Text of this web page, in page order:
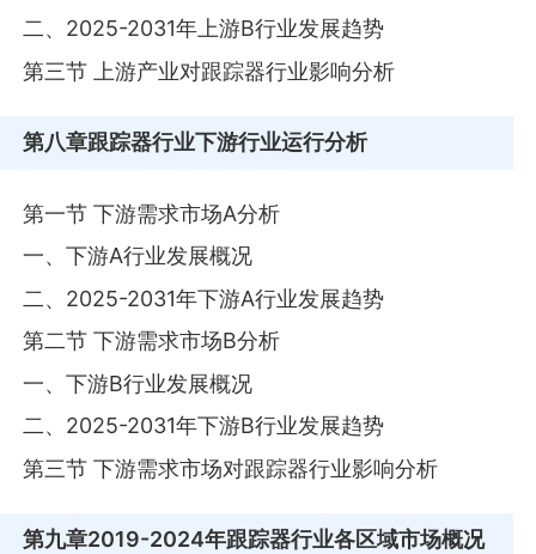
二、2025-2031年上游B行业发展趋势
第三节 上游产业对跟踪器行业影响分析
第八章跟踪器行业下游行业运行分析
第一节 下游需求市场A分析
一、下游A行业发展概况
二、2025-2031年下游A行业发展趋势
第二节 下游需求市场B分析
一、下游B行业发展概况
二、2025-2031年下游B行业发展趋势
第三节 下游需求市场对跟踪器行业影响分析
第九章2019-2024年跟踪器行业各区域市场概况